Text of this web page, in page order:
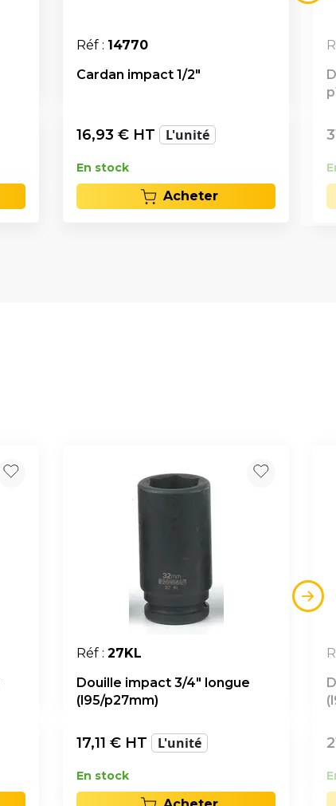
Réf : 14770
Cardan impact 1/2"
16,93 € HT L'unité
En stock
Acheter
Réf : 27KL
Douille impact 3/4" longue
(l95/p27mm)
17,11 € HT L'unité
En stock